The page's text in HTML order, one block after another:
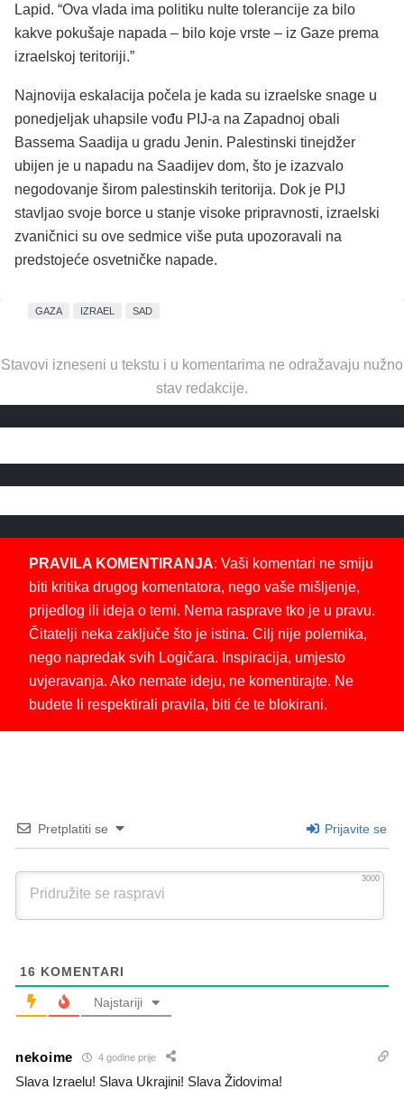
Lapid. “Ova vlada ima politiku nulte tolerancije za bilo
kakve pokušaje napada – bilo koje vrste – iz Gaze prema
izraelskoj teritoriji.”
Najnovija eskalacija počela je kada su izraelske snage u
ponedjeljak uhapsile vođu PIJ-a na Zapadnoj obali
Bassema Saadija u gradu Jenin. Palestinski tinejdžer
ubijen je u napadu na Saadijev dom, što je izazvalo
negodovanje širom palestinskih teritorija. Dok je PIJ
stavljao svoje borce u stanje visoke pripravnosti, izraelski
zvaničnici su ove sedmice više puta upozoravali na
predstojeće osvetničke napade.
GAZA IZRAEL SAD
Stavovi izneseni u tekstu i u komentarima ne odražavaju nužno
stav redakcije.
PRAVILA KOMENTIRANJA: Vaši komentari ne smiju
biti kritika drugog komentatora, nego vaše mišljenje,
prijedlog ili ideja o temi. Nema rasprave tko je u pravu.
Čitatelji neka zaključe što je istina. Cilj nije polemika,
nego napredak svih Logičara. Inspiracija, umjesto
uvjeravanja. Ako nemate ideju, ne komentirajte. Ne
budete li respektirali pravila, biti će te blokirani.
Pretplatiti se Prijavite se
3000
16 KOMENTARI
Najstariji
nekoime 4 godine prije
Slava Izraelu! Slava Ukrajini! Slava Židovima!